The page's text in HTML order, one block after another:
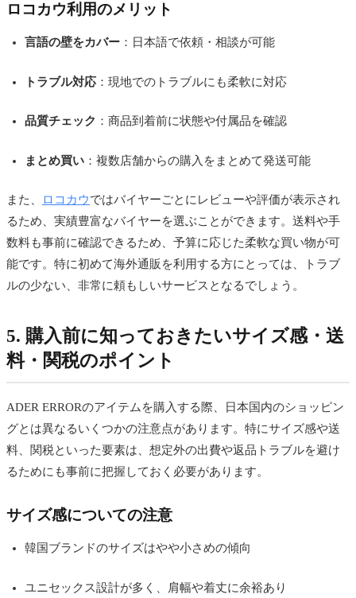
ロコカウ利用のメリット
言語の壁をカバー：日本語で依頼・相談が可能
トラブル対応：現地でのトラブルにも柔軟に対応
品質チェック ：商品到着前に状態や付属品を確認
まとめ買い：複数店舗からの購入をまとめて発送可能
また、 ロコカウではバイヤーごとにレビューや評価が表示され
るため、実績豊富なバイヤーを選ぶことができます。送料や手
数料も事前に確認できるため、予算に応じた柔軟な買い物が可
能です。特に初めて海外通販を利用する方にとっては、トラブ
ルの少ない、非常に頼もしいサービスとなるでしょう。
5. 購入前に知っておきたいサイズ感・送
料・関税のポイント
ADER ERRORのアイテムを購入する際、日本国内のショッピン
グとは異なるいくつかの注意点があります。特にサイズ感や送
料、関税といった要素は、想定外の出費や返品トラブルを避け
るためにも事前に把握しておく必要があります。
サイズ感についての注意
韓国ブランドのサイズはやや小さめの傾向
ユニセックス設計が多く、肩幅や着丈に余裕あり